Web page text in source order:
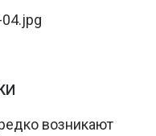
возникают